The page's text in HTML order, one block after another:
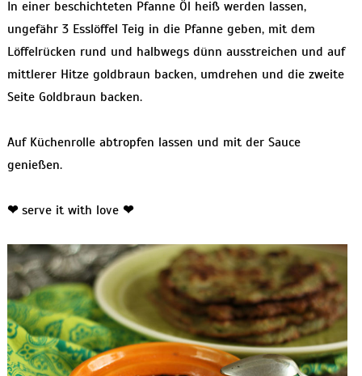
In einer beschichteten Pfanne Öl heiß werden lassen,
ungefähr 3 Esslöffel Teig in die Pfanne geben, mit dem
Löffelrücken rund und halbwegs dünn ausstreichen und auf
mittlerer Hitze goldbraun backen, umdrehen und die zweite
Seite Goldbraun backen.
Auf Küchenrolle abtropfen lassen und mit der Sauce
genießen.
❤ serve it with love ❤